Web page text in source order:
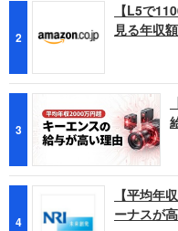
2
【L5で
見る年収
3
4
【平均年
ーナスが